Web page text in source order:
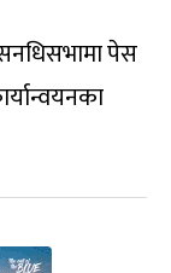
पेस